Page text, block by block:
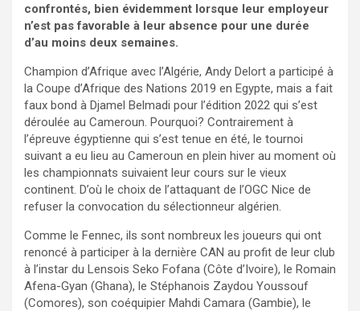
confrontés, bien évidemment lorsque leur employeur
n’est pas favorable à leur absence pour une durée
d’au moins deux semaines.
Champion d’Afrique avec l’Algérie, Andy Delort a participé à
la Coupe d’Afrique des Nations 2019 en Egypte, mais a fait
faux bond à Djamel Belmadi pour l’édition 2022 qui s’est
déroulée au Cameroun. Pourquoi? Contrairement à
l’épreuve égyptienne qui s’est tenue en été, le tournoi
suivant a eu lieu au Cameroun en plein hiver au moment où
les championnats suivaient leur cours sur le vieux
continent. D’où le choix de l’attaquant de l’OGC Nice de
refuser la convocation du sélectionneur algérien.
Comme le Fennec, ils sont nombreux les joueurs qui ont
renoncé à participer à la dernière CAN au profit de leur club
à l’instar du Lensois Seko Fofana (Côte d’Ivoire), le Romain
Afena-Gyan (Ghana), le Stéphanois Zaydou Youssouf
(Comores), son coéquipier Mahdi Camara (Gambie), le